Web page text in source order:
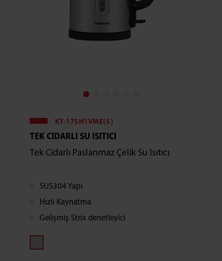
KT-17SH1VME(S）
TEK CIDARLI SU ISITICI
Tek Cidarlı Paslanmaz Çelik Su Isıtıcı
SUS304 Yapı
Hızlı Kaynatma
Gelişmiş Strix denetleyici